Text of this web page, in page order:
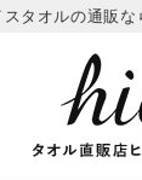
タオルの通販